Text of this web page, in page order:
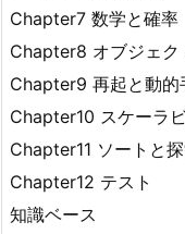
Chapter7 数学と確率
Chapter8 オブジェク
Chapter9 再起と動的
Chapter10 スケーラ
Chapter11 ソートと
Chapter12 テスト
知識ベース